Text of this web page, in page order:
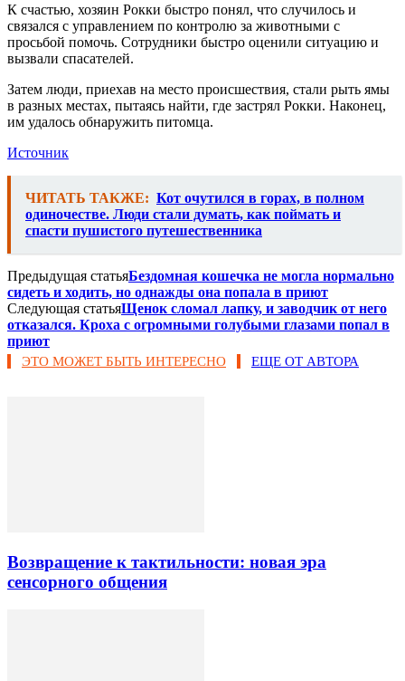
К счастью, хозяин Рокки быстро понял, что случилось и
связался с управлением по контролю за животными с
просьбой помочь. Сотрудники быстро оценили ситуацию и
вызвали спасателей.
Затем люди, приехав на место происшествия, стали рыть ямы
в разных местах, пытаясь найти, где застрял Рокки. Наконец,
им удалось обнаружить питомца.
Источник
ЧИТАТЬ ТАКЖЕ: Кот очутился в горах, в полном
одиночестве. Люди стали думать, как поймать и
спасти пушистого путешественника
Предыдущая статьяБездомная кошечка не могла нормально
сидеть и ходить, но однажды она попала в приют
Следующая статьяЩенок сломал лапку, и заводчик от него
отказался. Кроха с огромными голубыми глазами попал в
приют
ЭТО МОЖЕТ БЫТЬ ИНТЕРЕСНО ЕЩЕ ОТ АВТОРА
Возвращение к тактильности: новая эра
сенсорного общения